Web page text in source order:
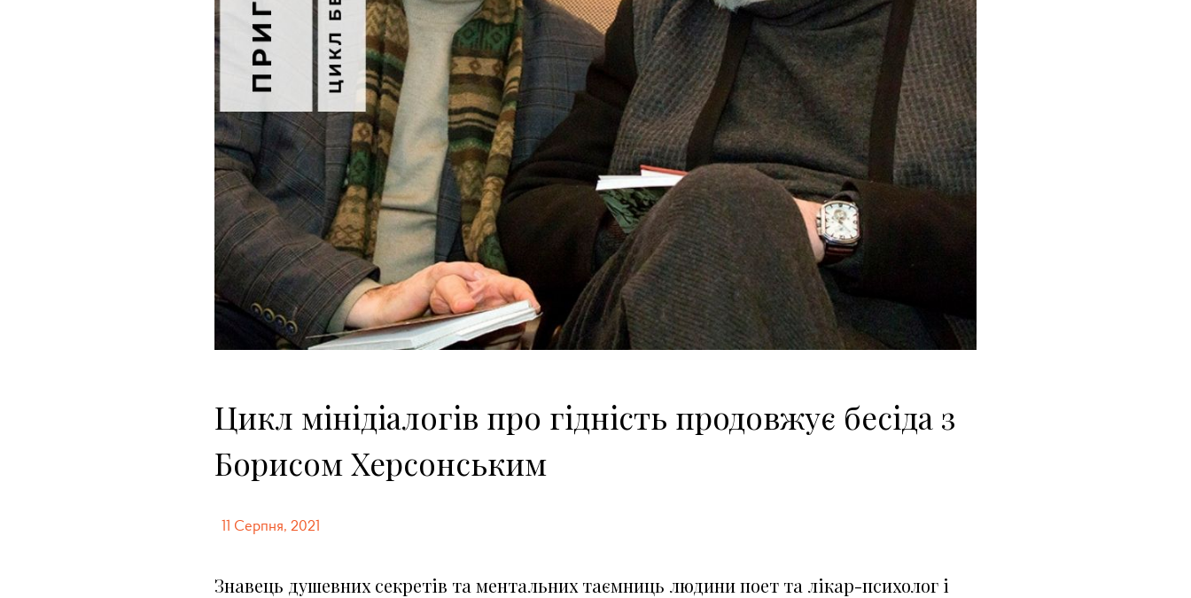
Цикл мінідіалогів про гідність продовжує бесіда з
Борисом Херсонським
11 Серпня, 2021
Знавець душевних секретів та ментальних таємниць людини поет та лікар-психолог і